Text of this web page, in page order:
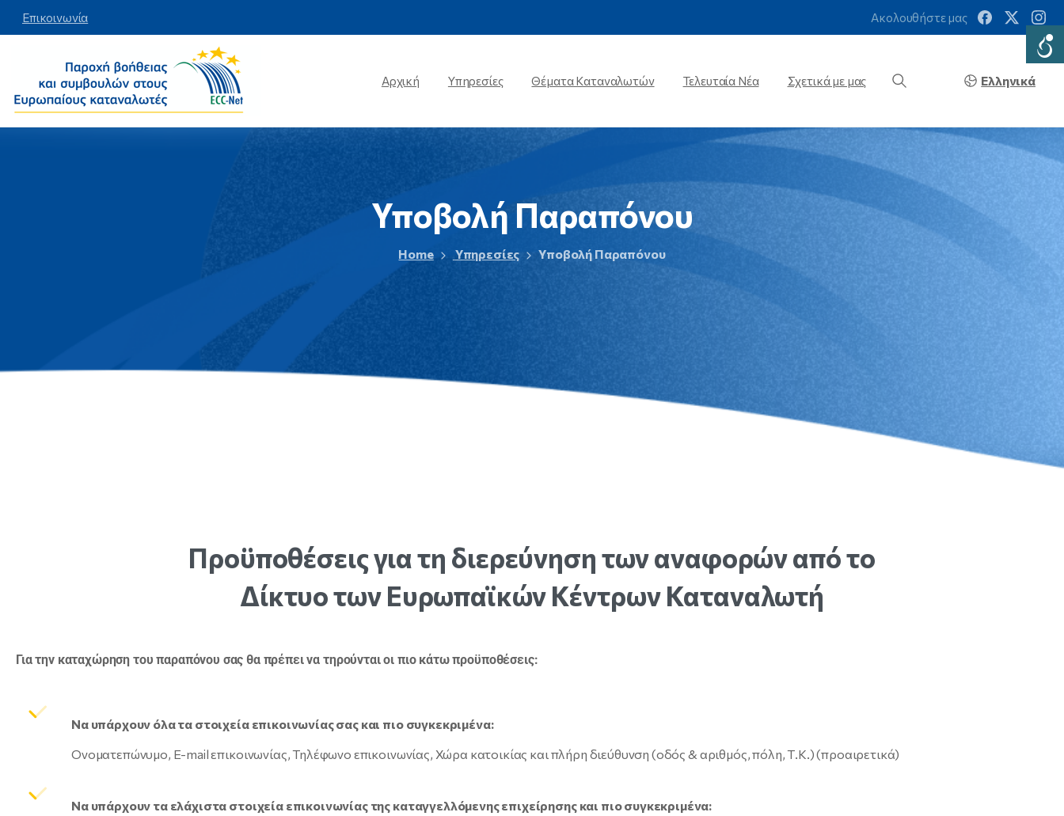
Επικοινωνία Ακολουθήστε μας
Αρχική Υπηρεσίες Θέματα Καταναλωτών Τελευταία Νέα Σχετικά με μας Ελληνικά
Υποβολή Παραπόνου
Home Υπηρεσίες Υποβολή Παραπόνου
Προϋποθέσειςγιατη διερεύνησητωναναφορώναπότο
ΔίκτυοτωνΕυρωπαϊκώνΚέντρων Καταναλωτή
Για την καταχώρηση του παραπόνου σας θα πρέπει να τηρούνται οι πιο κάτω προϋποθέσεις:
Να υπάρχουν όλα τα στοιχεία επικοινωνίας σας και πιο συγκεκριμένα:
Ονοματεπώνυμο, E-mail επικοινωνίας, Τηλέφωνο επικοινωνίας, Χώρα κατοικίας και πλήρη διεύθυνση (οδός & αριθμός, πόλη, Τ.Κ.) (προαιρετικά)
Να υπάρχουν τα ελάχιστα στοιχεία επικοινωνίας της καταγγελλόμενης επιχείρησης και πιο συγκεκριμένα: